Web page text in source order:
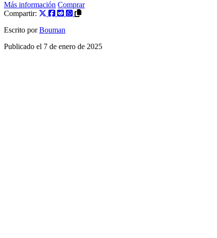
Más información Comprar
Compartir:
Escrito por Bouman
Publicado el 7 de enero de 2025